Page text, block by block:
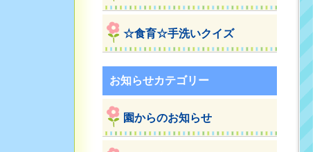
☆食育☆手洗いクイズ
お知らせカテゴリー
園からのお知らせ